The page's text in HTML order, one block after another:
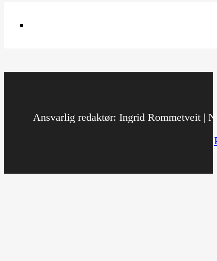
Ansvarlig redaktør: Ingrid Rommetveit |